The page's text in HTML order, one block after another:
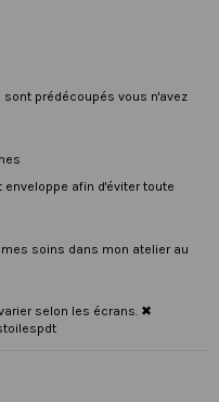
prédécoupés vous n'avez
afin d'éviter toute
soins dans mon atelier au
selon les écrans. ✖